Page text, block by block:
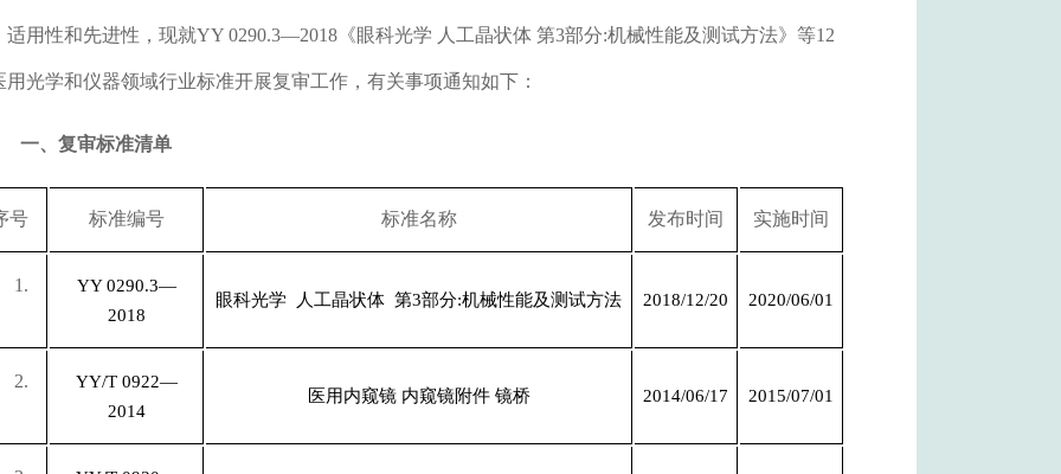
适用性和先进性，现就YY 0290.3—2018《眼科光学 人工晶状体 第3部分:机械性能及测试方法》等12
用光学和仪器领域行业标准开展复审工作，有关事项通知如下：
一、复审标准清单
号 标准编号 标准名称 发布时间 实施时间
1.
YY 0290.3—
2018
眼科光学 人工晶状体 第3部分:机械性能及测试方法 2018/12/20 2020/06/01
2.
YY/T 0922—
2014
医用内窥镜 内窥镜附件 镜桥 2014/06/17 2015/07/01